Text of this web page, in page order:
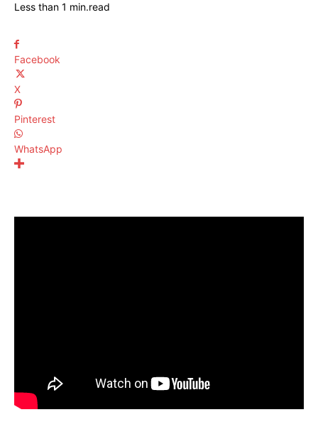
Less than 1 min.read
Facebook
X
Pinterest
WhatsApp